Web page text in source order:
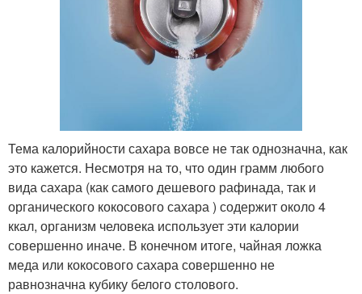
Тема калорийности сахара вовсе не так однозначна, как
это кажется. Несмотря на то, что один грамм любого
вида сахара (как самого дешевого рафинада, так и
органического кокосового сахара ) содержит около 4
ккал, организм человека использует эти калории
совершенно иначе. В конечном итоге, чайная ложка
меда или кокосового сахара совершенно не
равнозначна кубику белого столового.